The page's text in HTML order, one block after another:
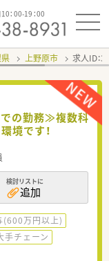
：00-19：00
上野原市 求人ID：
での勤務≫複数科
境です！
検討リストに
追加
(600万円以上)
手チェーン